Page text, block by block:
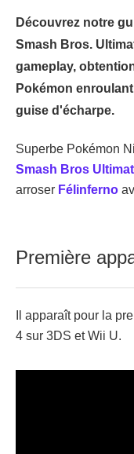
Découvrez notre
Smash Bros.
gameplay,
Pokémon
guise d'écharpe.
Superbe Pokémon
Smash Bros
arroser Félinferno
Première
Il apparaît pour la
4 sur 3DS et Wii U.